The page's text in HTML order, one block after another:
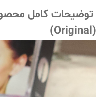
(Original)